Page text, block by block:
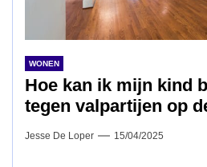
WONEN
Hoe kan ik mijn kind
tegen valpartijen op
Jesse De Loper 15/04/2025